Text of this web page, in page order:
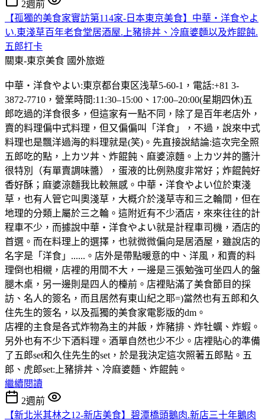
2週前
【孤獨的美食家實訪第114家-日本東京美食】中華・洋食やよ
い.東淺草百年老食堂居酒屋.上豬排丼、冷麻婆麵以及炸餛飩.
五郎打卡
關東-東京美食 國外旅遊
中華・洋食やよい:東京都台東区浅草5-60-1，電話:+81 3-
3872-7710，營業時間:11:30–15:00、17:00–20:00(星期四休)五
郎吃過的洋食很多，但這家有一點不同，除了是百年老店外，
賣的料理偏中式料理，但又偏偏叫「洋食」，不過，說來中式
料理也是飄洋過海的料理就是(笑)。先直接說結論:這次完全照
五郎吃的點，上カツ丼、炸餛飩、麻婆涼麵。上カツ丼的醬汁
很特別（有單賣調味醬），蛋液的比例熟度非常好；炸餛飩好
香好酥；麻婆涼麵我比較無感。中華・洋食やよい位於東淺
草，也有人管它叫奧淺草，大概介於淺草寺和三之輪間，但在
地理的分類上屬於三之輪。這附近有不少酒店，來來往往的計
程車不少，而據說中華・洋食やよい就是計程車司機，酒店的
首選。而在料理上的選擇，也就微微偏向是居酒屋，雖說店的
名字是「洋食」......。店外是帶點暖意的中、洋風，和賣的料
理倒也相櫬，店裡的用間不大，一邊是三張勉強可坐四人的盤
腿木桌，另一邊則是四人的檯前。店裡貼滿了美食節目的採
訪、名人的簽名，而且居然有東山紀之耶=)當然也有五郎和久
住先生的簽名，以及孤獨的美食家電影版的dm。
店裡的主食是各式炸物為主的丼飯，炸豬排、炸牡蠣、炸蝦。
另外也有不少下酒料理。酒單自然也少不少。店裡貼心的準備
了五郎set和久住先生的set，於是我決定這次照著五郎點。五
郎、虎郎set:上豬排丼、冷麻婆麵、炸餛飩。
繼續閱讀
2週前
【新北米其林之12-新店美食】碧潭橋頭鵝肉.新店三十年鵝肉